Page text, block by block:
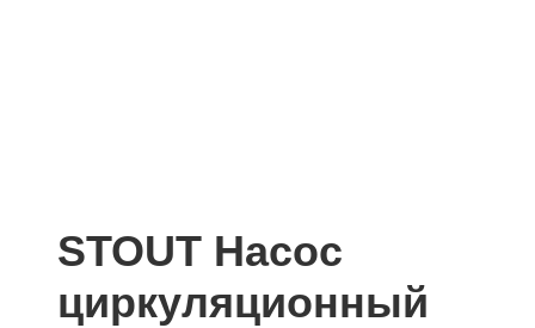
STOUT Насос
циркуляционный